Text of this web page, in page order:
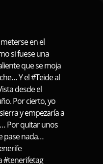
en el
si fuese una
que se moja
Y el #Teide al
desde el
Por cierto, yo
y empezaría a
Por quitar unos
pase nada…
#tenerifetag